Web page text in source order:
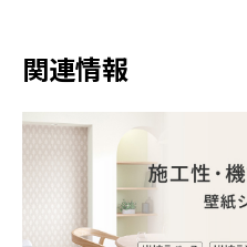
関連情報